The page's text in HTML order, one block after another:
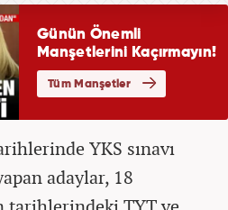
YKS sınavı
adaylar, 18